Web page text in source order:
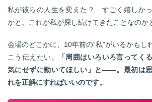
私が彼らの人生を変えた？ すごく嬉しか
かと。これが私が探し続けてきたことなのか
会場のどこかに、10年前の“私”がいるかもし
こう伝えたい。
「周囲はいろいろ言ってく
気にせずに動いてほしい」と――。最初は
れを正解にすればいいのです。